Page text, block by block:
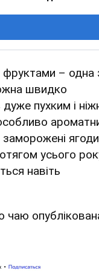
фруктами – одна
швидко
пухким і
заморожені
усього
навіть
чаю